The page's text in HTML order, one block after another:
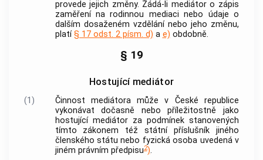
provede jejich změny. Žádá-li mediátoro zápis
zaměření narodinnou mediaci nebo údaje o
dalším dosaženém vzdělání nebo jeho změnu,
platí§ 17 odst. 2 písm. d) a e) obdobně.
§ 19
Hostující mediátor
(1)
Činnost mediátora může v České republice
vykonávat dočasně nebo příležitostně jako
hostující mediátorza podmínek stanovených
tímto zákonem též státní příslušník jiného
členského státu nebo fyzická osoba uvedená v
jiném právním předpisu2).